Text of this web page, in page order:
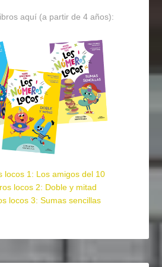
aquí (a partir de 4 años):
locos 1: Los amigos del 10
locos 2: Doble y mitad
locos 3: Sumas sencillas